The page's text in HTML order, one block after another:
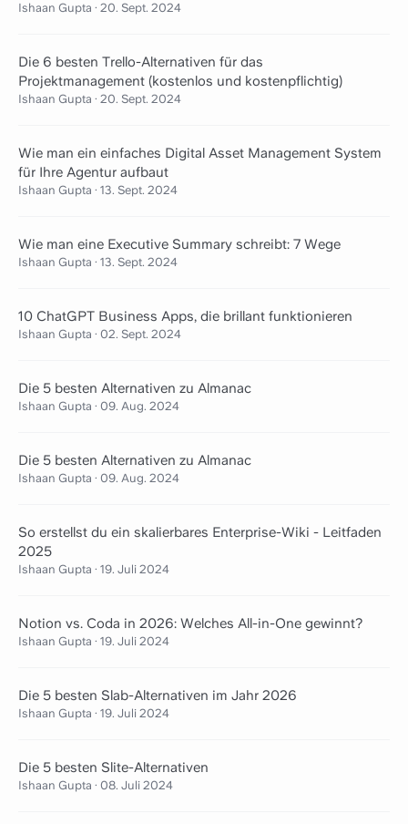
Ishaan Gupta · 20. Sept. 2024
Die 6 besten Trello-Alternativen für das
Projektmanagement (kostenlos und kostenpflichtig)
Ishaan Gupta · 20. Sept. 2024
Wie man ein einfaches Digital Asset Management System
für Ihre Agentur aufbaut
Ishaan Gupta · 13. Sept. 2024
Wie man eine Executive Summary schreibt: 7 Wege
Ishaan Gupta · 13. Sept. 2024
10 ChatGPT Business Apps, die brillant funktionieren
Ishaan Gupta · 02. Sept. 2024
Die 5 besten Alternativen zu Almanac
Ishaan Gupta · 09. Aug. 2024
Die 5 besten Alternativen zu Almanac
Ishaan Gupta · 09. Aug. 2024
So erstellst du ein skalierbares Enterprise-Wiki - Leitfaden
2025
Ishaan Gupta · 19. Juli 2024
Notion vs. Coda in 2026: Welches All-in-One gewinnt?
Ishaan Gupta · 19. Juli 2024
Die 5 besten Slab-Alternativen im Jahr 2026
Ishaan Gupta · 19. Juli 2024
Die 5 besten Slite-Alternativen
Ishaan Gupta · 08. Juli 2024